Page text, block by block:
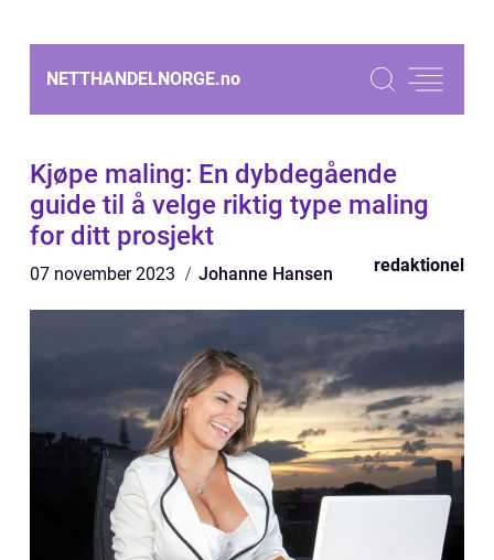
NETTHANDELNORGE.no
Kjøpe maling: En dybdegående
guide til å velge riktig type maling
for ditt prosjekt
07 november 2023 Johanne Hansen redaktionel